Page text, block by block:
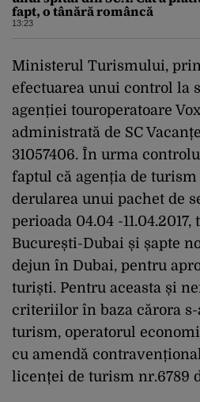
fapt, o tânără româncă
13:23
Ministerul Turismului, prin
efectuarea unui control la
agenției touroperatoare
administrată de SC
31057406. În urma
faptul că agenția de
derularea unui pachet de
perioada 04.04 -
București-Dubai și șapte
dejun în Dubai, pentru
turiști. Pentru aceasta și
criteriilor în baza cărora
turism, operatorul
cu amendă
licenței de turism nr.6789